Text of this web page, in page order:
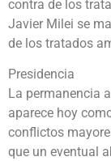
Javier Milei se
de los tratados
Presidencia
La permanencia
aparece hoy
conflictos
que un eventual